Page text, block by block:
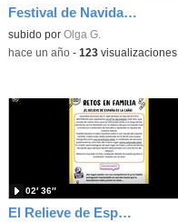
Festival de Navidad 4ºA 2022
Contenido educativo.
subido por Olga G.
-hace un año- 123visualizaciones
El Relieve de España es la caña
02′ 36″